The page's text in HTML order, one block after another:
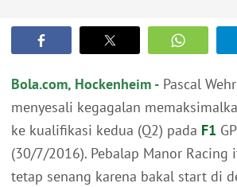
Bola.com, Hockenheim - Pascal
menyesali kegagalan
ke kualifikasi kedua (Q2) pada F1
(30/7/2016). Pebalap Manor Racing
tetap senang karena bakal start di